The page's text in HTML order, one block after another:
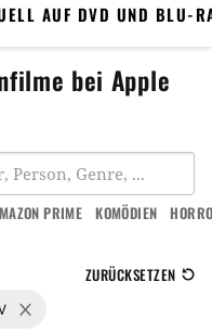
AUF DVD UND BLU-
bei Apple
PRIME KOMÖDIEN
ZURÜCKSETZEN